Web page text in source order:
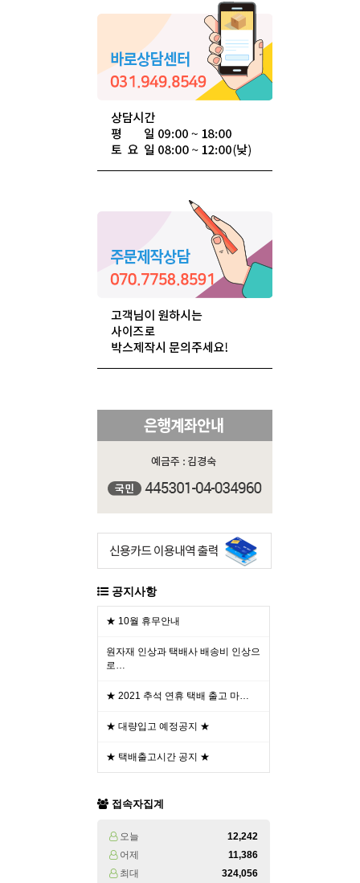
공지사항
★ 10월 휴무안내
원자재 인상과 택배사 배송비 인상으
로…
★ 2021 추석 연휴 택배 출고 마…
★ 대량입고 예정공지 ★
★ 택배출고시간 공지 ★
접속자집계
오늘
12,242
어제
11,386
최대
324,056